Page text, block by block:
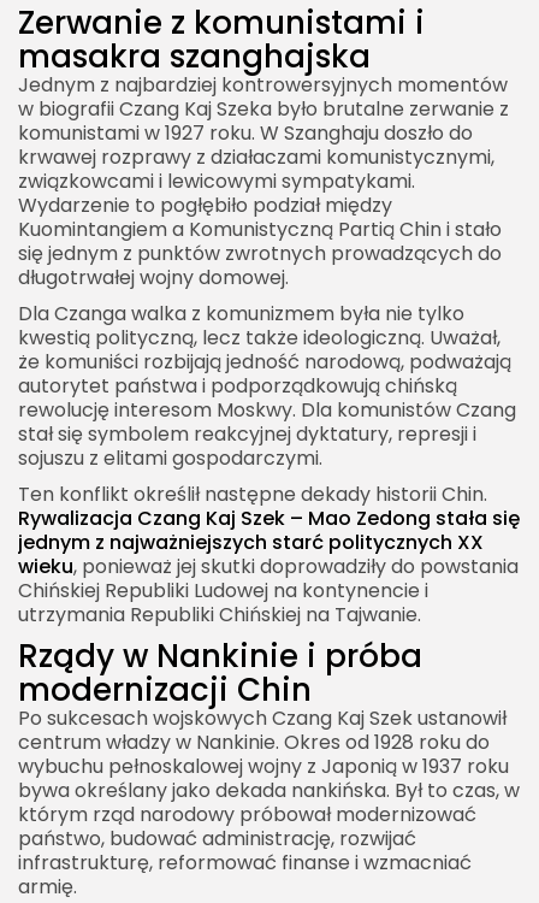
Zerwanie z komunistami i
masakra szanghajska
Jednym z najbardziej kontrowersyjnych momentów
w biografii Czang Kaj Szeka było brutalne zerwanie z
komunistami w 1927 roku. W Szanghaju doszło do
krwawej rozprawy z działaczami komunistycznymi,
związkowcami i lewicowymi sympatykami.
Wydarzenie to pogłębiło podział między
Kuomintangiem a Komunistyczną Partią Chin i stało
się jednym z punktów zwrotnych prowadzących do
długotrwałej wojny domowej.
Dla Czanga walka z komunizmem była nie tylko
kwestią polityczną, lecz także ideologiczną. Uważał,
że komuniści rozbijają jedność narodową, podważają
autorytet państwa i podporządkowują chińską
rewolucję interesom Moskwy. Dla komunistów Czang
stał się symbolem reakcyjnej dyktatury, represji i
sojuszu z elitami gospodarczymi.
Ten konflikt określił następne dekady historii Chin.
Rywalizacja Czang Kaj Szek – Mao Zedong stała się
jednym z najważniejszych starć politycznych XX
wieku, ponieważ jej skutki doprowadziły do powstania
Chińskiej Republiki Ludowej na kontynencie i
utrzymania Republiki Chińskiej na Tajwanie.
Rządy w Nankinie i próba
modernizacji Chin
Po sukcesach wojskowych Czang Kaj Szek ustanowił
centrum władzy w Nankinie. Okres od 1928 roku do
wybuchu pełnoskalowej wojny z Japonią w 1937 roku
bywa określany jako dekada nankińska. Był to czas, w
którym rząd narodowy próbował modernizować
państwo, budować administrację, rozwijać
infrastrukturę, reformować finanse i wzmacniać
armię.